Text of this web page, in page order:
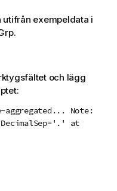
exempeldata i
.
och lägg
aggregated... Note:
at